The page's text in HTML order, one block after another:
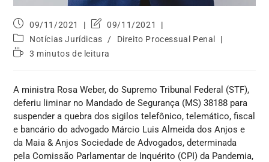
09/11/2021
09/11/2021
Notícias Jurídicas
/
Direito Processual Penal
3 minutos de leitura
A ministra Rosa Weber, do Supremo Tribunal Federal (STF),
deferiu liminar no Mandado de Segurança (MS) 38188 para
suspender a quebra dos sigilos telefônico, telemático, fiscal
e bancário do advogado Márcio Luis Almeida dos Anjos e
da Maia & Anjos Sociedade de Advogados, determinada
pela Comissão Parlamentar de Inquérito (CPI) da Pandemia,